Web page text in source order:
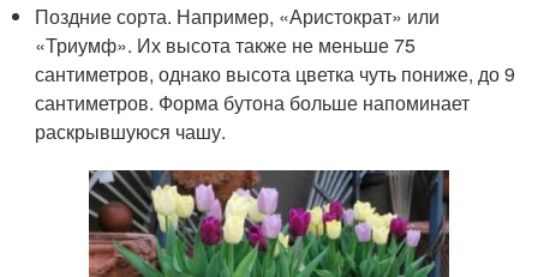
Поздние сорта. Например, «Аристократ» или
«Триумф». Их высота также не меньше 75
сантиметров, однако высота цветка чуть пониже, до 9
сантиметров. Форма бутона больше напоминает
раскрывшуюся чашу.